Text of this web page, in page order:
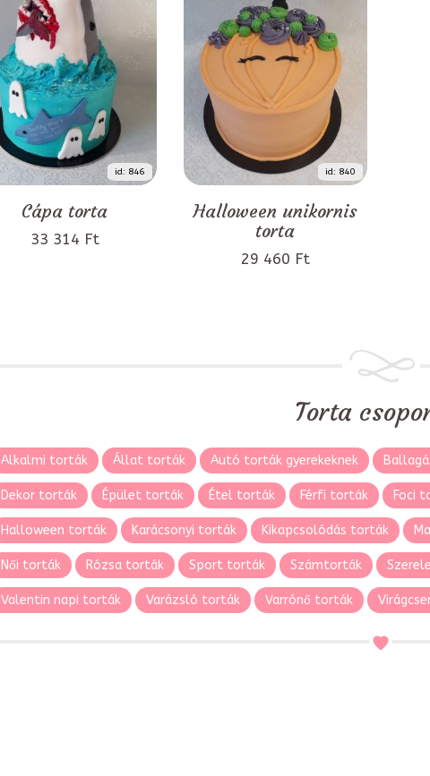
id: 846
Cápa torta
33 314 Ft
id: 840
Halloween unikornis
torta
29 460 Ft
Torta
Alkalmi torták Állat torták Autó torták gyerekeknek
Dekor torták Épület torták Étel torták Férfi torták Foci
Halloween torták Karácsonyi torták Kikapcsolódás torták
Női torták Rózsa torták Sport torták Számtorták
Valentin napi torták Varázsló torták Varrónő torták